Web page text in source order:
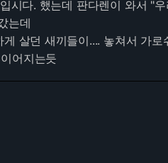
시다. 했는데 판다렌이 와서 "
는데
살던 새끼들이.... 놓쳐서 가
어지는듯